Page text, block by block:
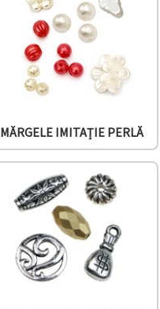
MĂRGELE IMITAȚIE PERLĂ